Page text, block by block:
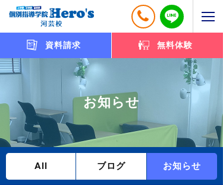
資料請求 無料体験
お知らせ
All ブログ お知らせ